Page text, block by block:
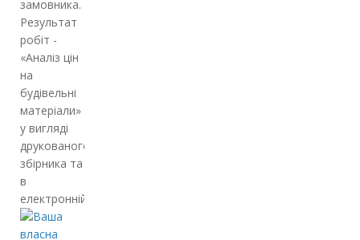
замовника.
Результат
робіт -
«Аналіз цін
на
будівельні
матеріали»
у вигляді
друкованого
збірника та
в
електронній…